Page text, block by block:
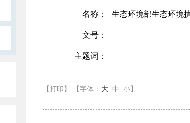
名称： 生态环境部生态环境
文号：
主题词：
【打印】 【字体： 大 中 小 】